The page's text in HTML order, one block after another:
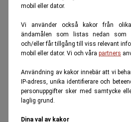
mobil eller dator.
Vi använder också kakor från
ändamålen som listas nedan som
och/eller får tillgång till viss relevant
mobil eller dator. Vi och våra partners
Användning av kakor innebär att vi
IP-adress, unika identifierare och
personuppgifter sker med samtycke
laglig grund.
Dina val av kakor